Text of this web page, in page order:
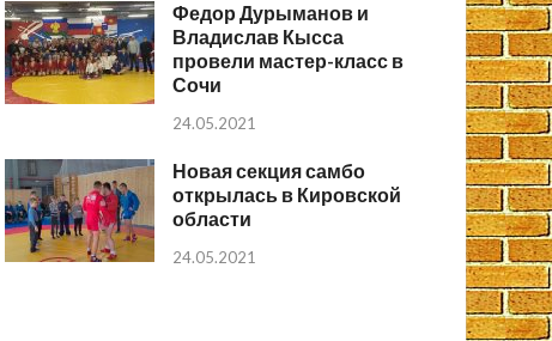
Федор Дурыманов и
Владислав Кысса
провели мастер-класс в
Сочи
24.05.2021
Новая секция самбо
открылась в Кировской
области
24.05.2021